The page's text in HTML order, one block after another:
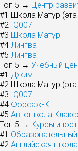
Топ 5 → Центр
#1 Школа Матур (эта
#2 IQ007
#3 Школа Матур
#4 Лингва
#5 Лингва
Топ 5 → Учебный
#1 Джим
#2 Школа Матур (эта
#3 IQ007
#4 Форсаж-К
#5 Автошкола
Топ 5 → Курсы
#1
#2 Английская